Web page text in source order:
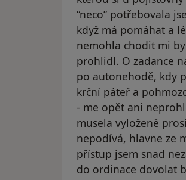
“neco” potřebovala
když má pomáhat a
nemohla chodit mi
prohlidl. O zadance
po autonehodě, kdy
krční páteř a
- me opět ani
musela vyloženě
nepodívá, hlavne ze
přístup jsem snad
do ordinace dovolat